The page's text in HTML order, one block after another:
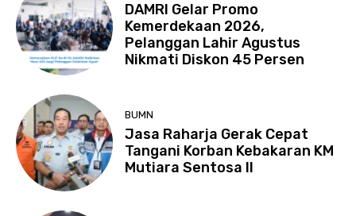
DAMRI Gelar Promo
Kemerdekaan 2026,
Pelanggan Lahir Agustus
Nikmati Diskon 45 Persen
BUMN
Jasa Raharja Gerak Cepat
Tangani Korban Kebakaran KM
Mutiara Sentosa II